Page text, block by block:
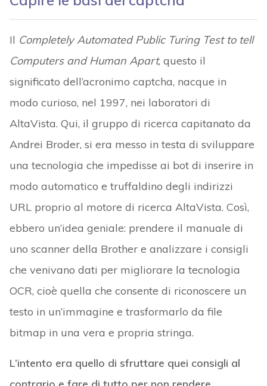
Il Completely Automated Public Turing Test to tell
Computers and Human Apart, questo il
significato dell’acronimo captcha, nacque in
modo curioso, nel 1997, nei laboratori di
AltaVista. Qui, il gruppo di ricerca capitanato da
Andrei Broder, si era messo in testa di sviluppare
una tecnologia che impedisse ai bot di inserire in
modo automatico e truffaldino degli indirizzi
URL proprio al motore di ricerca AltaVista. Così,
ebbero un’idea geniale: prendere il manuale di
uno scanner della Brother e analizzare i consigli
che venivano dati per migliorare la tecnologia
OCR, cioè quella che consente di riconoscere un
testo in un’immagine e trasformarlo da file
bitmap in una vera e propria stringa.
L’intento era quello di sfruttare quei consigli al